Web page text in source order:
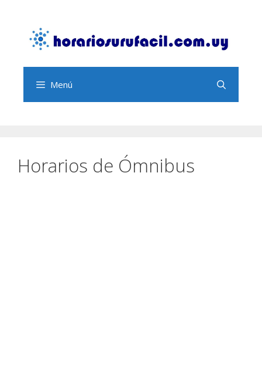
contenido
Menú
Horarios de Ómnibus